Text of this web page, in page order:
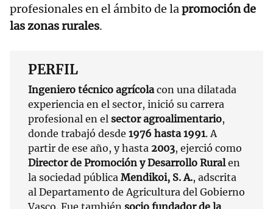
profesionales en el ámbito de lapromoción de
las zonas rurales.
PERFIL
Ingeniero técnico agrícolacon una dilatada
experiencia en el sector, inició su carrera
profesional en el sector agroalimentario,
donde trabajó desde 1976 hasta 1991. A
partir de ese año, y hasta 2003, ejerció como
Director de Promoción y Desarrollo Ruralen
la sociedad pública Mendikoi, S. A., adscrita
al Departamento de Agricultura del Gobierno